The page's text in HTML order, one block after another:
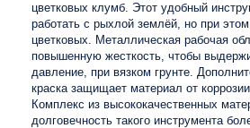
цветковых клумб. Этот удобный
работать с рыхлой землёй, но при
цветковых. Металлическая рабочая
повышенную жесткость, чтобы
давление, при вязком грунте.
краска защищает материал от
Комплекс из высококачественных
долговечность такого инструмента